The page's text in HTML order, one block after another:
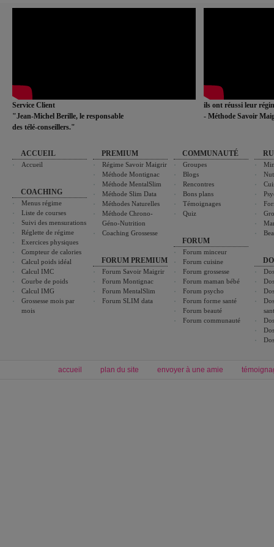
Service Client
"Jean-Michel Berille, le responsable
des télé-conseillers."
ils ont réussi leur
- Méthode Savoir
ACCUEIL
Accueil
COACHING
Menus régime
Liste de courses
Suivi des mensurations
Réglette de régime
Exercices physiques
Compteur de calories
Calcul poids idéal
Calcul IMC
Courbe de poids
Calcul IMG
Grossesse mois par
mois
PREMIUM
Régime Savoir Maigrir
Méthode Montignac
Méthode MentalSlim
Méthode Slim Data
Méthodes Naturelles
Méthode Chrono-
Géno-Nutrition
Coaching Grossesse
FORUM PREMIUM
Forum Savoir Maigrir
Forum Montignac
Forum MentalSlim
Forum SLIM data
COMMUNAUTÉ
Groupes
Blogs
Rencontres
Bons plans
Témoignages
Quiz
FORUM
Forum minceur
Forum cuisine
Forum grossesse
Forum maman bébé
Forum psycho
Forum forme santé
Forum beauté
Forum communauté
accueil plan du site envoyer à une amie